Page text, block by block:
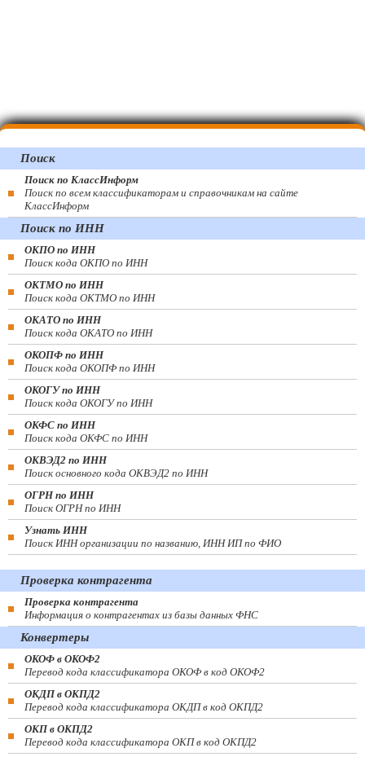
Поиск
Поиск по КлассИнформ
Поиск по всем классификаторам и справочникам на сайте
КлассИнформ
Поиск по ИНН
ОКПО по ИНН
Поиск кода ОКПО по ИНН
ОКТМО по ИНН
Поиск кода ОКТМО по ИНН
ОКАТО по ИНН
Поиск кода ОКАТО по ИНН
ОКОПФ по ИНН
Поиск кода ОКОПФ по ИНН
ОКОГУ по ИНН
Поиск кода ОКОГУ по ИНН
ОКФС по ИНН
Поиск кода ОКФС по ИНН
ОКВЭД2 по ИНН
Поиск основного кода ОКВЭД2 по ИНН
ОГРН по ИНН
Поиск ОГРН по ИНН
Узнать ИНН
Поиск ИНН организации по названию, ИНН ИП по ФИО
Проверка контрагента
Проверка контрагента
Информация о контрагентах из базы данных ФНС
Конвертеры
ОКОФ в ОКОФ2
Перевод кода классификатора ОКОФ в код ОКОФ2
ОКДП в ОКПД2
Перевод кода классификатора ОКДП в код ОКПД2
ОКП в ОКПД2
Перевод кода классификатора ОКП в код ОКПД2